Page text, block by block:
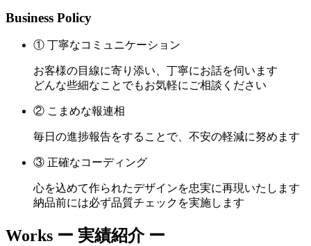
Business Policy
① 丁寧なコミュニケーション
お客様の目線に寄り添い、丁寧にお話を伺います
どんな些細なことでもお気軽にご相談ください
② こまめな報連相
毎日の進捗報告をすることで、不安の軽減に努めます
③ 正確なコーディング
心を込めて作られたデザインを忠実に再現いたします
納品前には必ず品質チェックを実施します
Works ー 実績紹介 ー